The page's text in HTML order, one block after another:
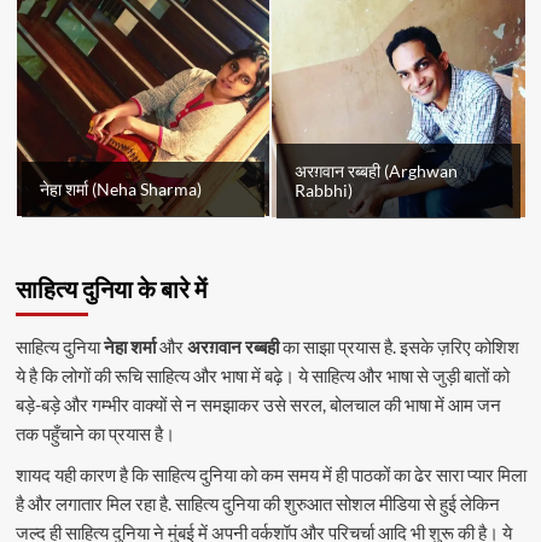
नेहा शर्मा (Neha Sharma)
अरग़वान रब्बही (Arghwan
Rabbhi)
साहित्य दुनिया के बारे में
साहित्य दुनियानेहा शर्माऔरअरग़वान रब्बहीका साझा प्रयास है. इसके ज़रिए कोशिश
ये है कि लोगों की रूचि साहित्य और भाषा में बढ़े। ये साहित्य और भाषा से जुड़ी बातों को
बड़े-बड़े और गम्भीर वाक्यों से न समझाकर उसे सरल, बोलचाल की भाषा में आम जन
तक पहुँचाने का प्रयास है।
शायद यही कारण है कि साहित्य दुनिया को कम समय में ही पाठकों का ढेर सारा प्यार मिला
है और लगातार मिल रहा है. साहित्य दुनिया की शुरुआत सोशल मीडिया से हुई लेकिन
जल्द ही साहित्य दुनिया ने मुंबई में अपनी वर्कशॉप और परिचर्चा आदि भी शुरू की है। ये